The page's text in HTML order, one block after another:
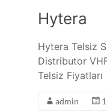
Hytera
Hytera Telsiz
Distributor
Telsiz
admin